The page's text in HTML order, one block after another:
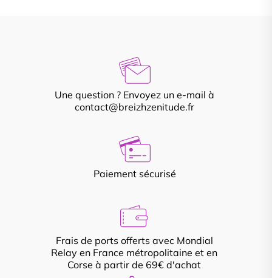
Une question ? Envoyez un e-mail à
contact@breizhzenitude.fr
Paiement sécurisé
Frais de ports offerts avec Mondial
Relay en France métropolitaine et en
Corse à partir de 69€ d'achat